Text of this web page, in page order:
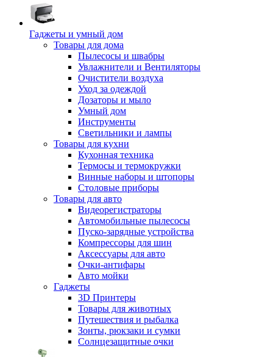
Гаджеты и умный дом
Товары для дома
Пылесосы и швабры
Увлажнители и Вентиляторы
Очистители воздуха
Уход за одеждой
Дозаторы и мыло
Умный дом
Инструменты
Светильники и лампы
Товары для кухни
Кухонная техника
Термосы и термокружки
Винные наборы и штопоры
Столовые приборы
Товары для авто
Видеорегистраторы
Автомобильные пылесосы
Пуско-зарядные устройства
Компрессоры для шин
Аксессуары для авто
Очки-антифары
Авто мойки
Гаджеты
3D Принтеры
Товары для животных
Путешествия и рыбалка
Зонты, рюкзаки и сумки
Солнцезащитные очки